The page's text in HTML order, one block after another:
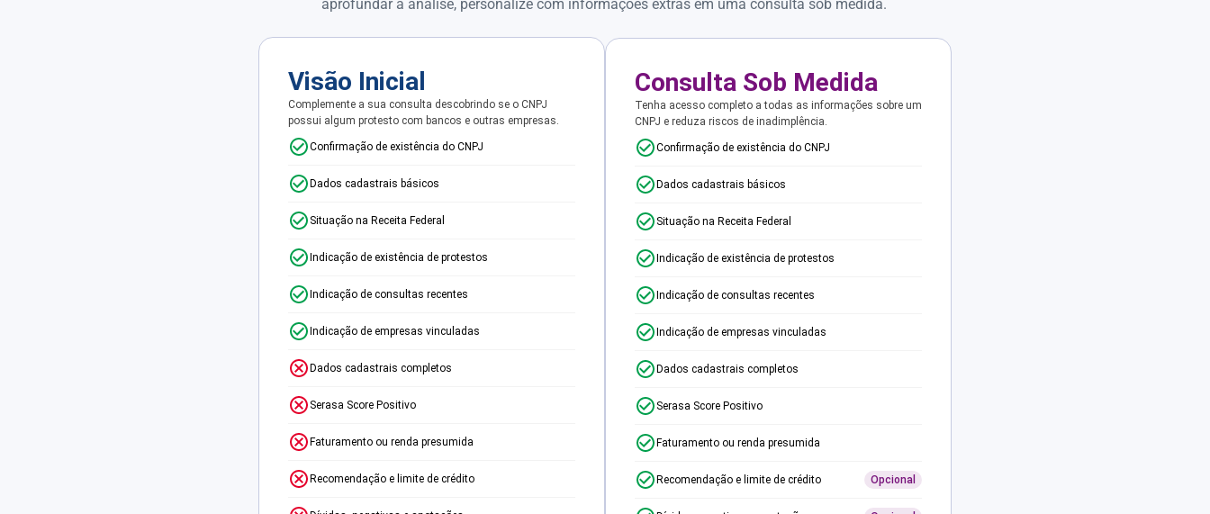
aprofundar a análise, personalize com informações extras em uma consulta sob medida.
Visão Inicial
Complemente a sua consulta descobrindo se o CNPJ
possui algum protesto com bancos e outras empresas.
Confirmação de existência do CNPJ
Dados cadastrais básicos
Situação na Receita Federal
Indicação de existência de protestos
Indicação de consultas recentes
Indicação de empresas vinculadas
Dados cadastrais completos
Serasa Score Positivo
Faturamento ou renda presumida
Recomendação e limite de crédito
Consulta Sob Medida
Tenha acesso completo a todas as informações sobre um
CNPJ e reduza riscos de inadimplência.
Confirmação de existência do CNPJ
Dados cadastrais básicos
Situação na Receita Federal
Indicação de existência de protestos
Indicação de consultas recentes
Indicação de empresas vinculadas
Dados cadastrais completos
Serasa Score Positivo
Faturamento ou renda presumida
Recomendação e limite de crédito Opcional